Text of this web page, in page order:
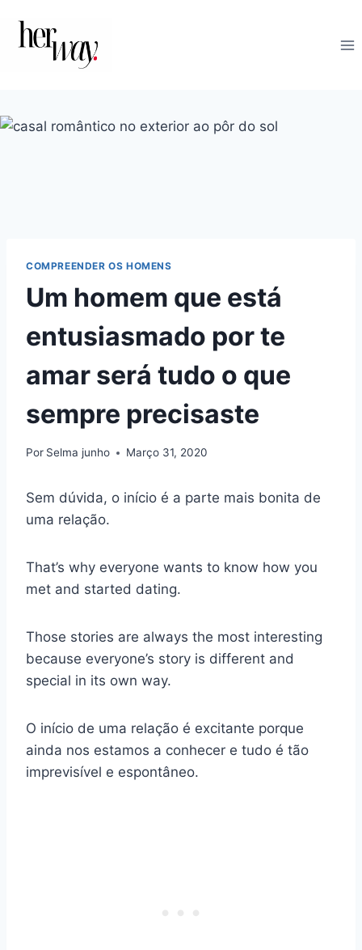
COMPREENDER OS HOMENS
Um homem que está
entusiasmado por te
amar será tudo o que
sempre precisaste
Por Selma junho Março 31, 2020
Sem dúvida, o início é a parte mais bonita de
uma relação.
That’s why everyone wants to know how you
met and started dating.
Those stories are always the most interesting
because everyone’s story is different and
special in its own way.
O início de uma relação é excitante porque
ainda nos estamos a conhecer e tudo é tão
imprevisível e espontâneo.